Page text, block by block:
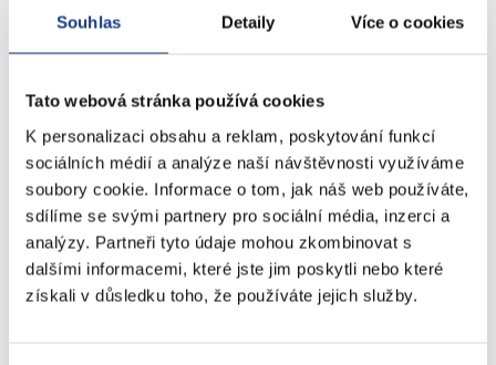
Souhlas Detaily Více o cookies
Tato webová stránka používá cookies
K personalizaci obsahu a reklam, poskytování funkcí
sociálních médií a analýze naší návštěvnosti využíváme
soubory cookie. Informace o tom, jak náš web používáte,
sdílíme se svými partnery pro sociální média, inzerci a
analýzy. Partneři tyto údaje mohou zkombinovat s
dalšími informacemi, které jste jim poskytli nebo které
získali v důsledku toho, že používáte jejich služby.
Doprava - zvláštní užívání komunikací
Doprava - přestupky na komunikacích
Štefánikova 13,15
Informace
Vedení MČ
Osobní doklady